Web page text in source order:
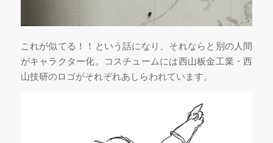
これが似てる！！という話になり、それならと別の人間
がキャラクター化。コスチュームには西山板金工業・西
山技研のロゴがそれぞれあしらわれています。